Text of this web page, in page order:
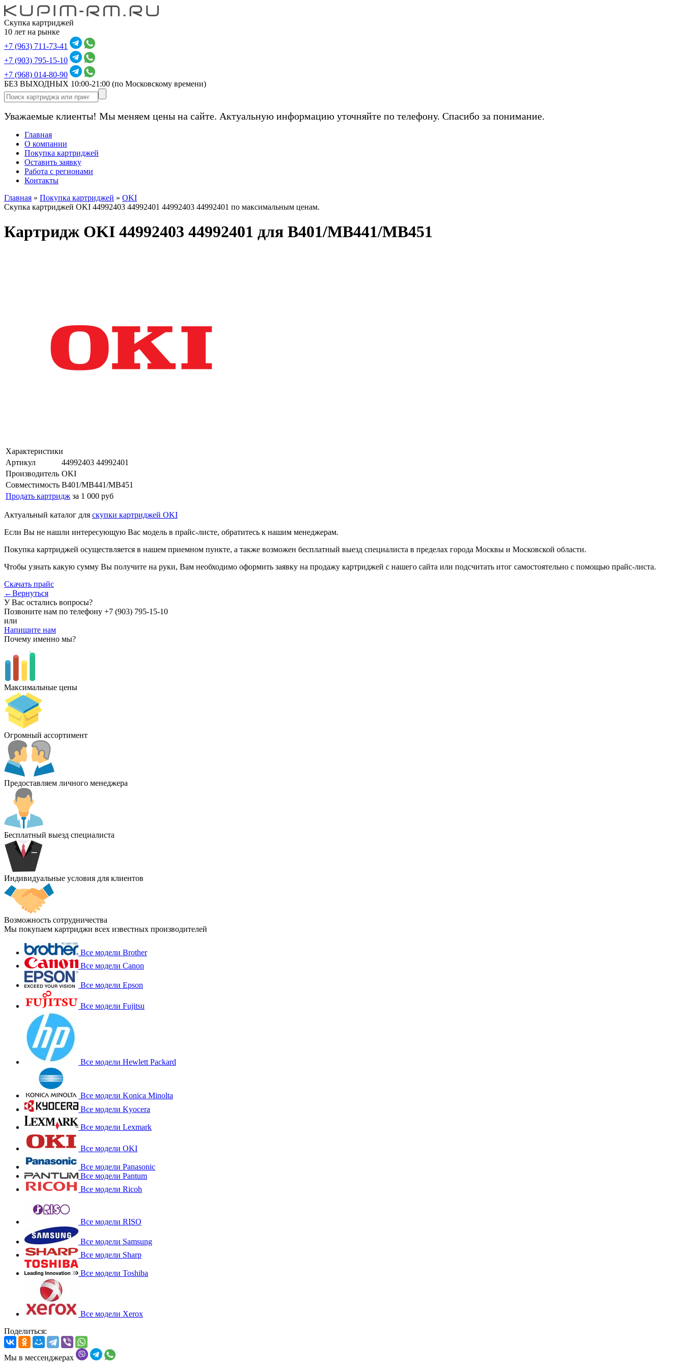
Скупка картриджей
10 лет на рынке
+7 (963) 711-73-41
+7 (903) 795-15-10
+7 (968) 014-80-90
БЕЗ ВЫХОДНЫХ 10:00-21:00 (по Московскому времени)
Уважаемые клиенты! Мы меняем цены на сайте. Актуальную информацию уточняйте по телефону. Спасибо за понимание.
Главная
О компании
Покупка картриджей
Оставить заявку
Работа с регионами
Контакты
Главная » Покупка картриджей » OKI
Скупка картриджей OKI 44992403 44992401 44992403 44992401 по максимальным ценам.
Картридж OKI 44992403 44992401 для B401/MB441/MB451
Характеристики
Артикул
44992403 44992401
Производитель OKI
Совместимость B401/MB441/MB451
Продать картридж за 1 000 руб
Актуальный каталог для скупки картриджей OKI
Если Вы не нашли интересующую Вас модель в прайс-листе, обратитесь к нашим менеджерам.
Покупка картриджей осуществляется в нашем приемном пункте, а также возможен бесплатный выезд специалиста в пределах города Москвы и Московской области.
Чтобы узнать какую сумму Вы получите на руки, Вам необходимо оформить заявку на продажу картриджей с нашего сайта или подсчитать итог самостоятельно с помощью прайс-листа.
Скачать прайс
←Вернуться
У Вас остались вопросы?
Позвоните нам по телефону +7 (903) 795-15-10
или
Напишите нам
Почему именно мы?
Максимальные цены
Огромный ассортимент
Предоставляем личного менеджера
Бесплатный выезд специалиста
Индивидуальные условия для клиентов
Возможность сотрудничества
Мы покупаем картриджи всех известных производителей
Все модели Brother
Все модели Canon
Все модели Epson
Все модели Fujitsu
Все модели Hewlett Packard
Все модели Konica Minolta
Все модели Kyocera
Все модели Lexmark
Все модели OKI
Все модели Panasonic
Все модели Pantum
Все модели Ricoh
Все модели RISO
Все модели Samsung
Все модели Sharp
Все модели Toshiba
Все модели Xerox
Поделиться:
Мы в мессенджерах